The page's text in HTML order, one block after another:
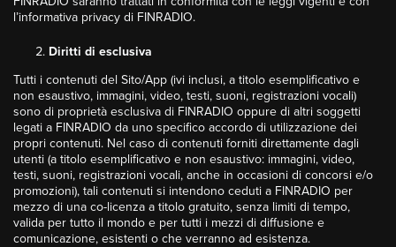
l’informativa privacy di FINRADIO.
Diritti di esclusiva
Tutti i contenuti del Sito/App (ivi inclusi, a titolo esemplificativo e
non esaustivo, immagini, video, testi, suoni, registrazioni vocali)
sono di proprietà esclusiva di FINRADIO oppure di altri soggetti
legati a FINRADIO da uno specifico accordo di utilizzazione dei
propri contenuti. Nel caso di contenuti forniti direttamente dagli
utenti (a titolo esemplificativo e non esaustivo: immagini, video,
testi, suoni, registrazioni vocali, anche in occasioni di concorsi e/o
promozioni), tali contenuti si intendono ceduti a FINRADIO per
mezzo di una co-licenza a titolo gratuito, senza limiti di tempo,
valida per tutto il mondo e per tutti i mezzi di diffusione e
comunicazione, esistenti o che verranno ad esistenza.